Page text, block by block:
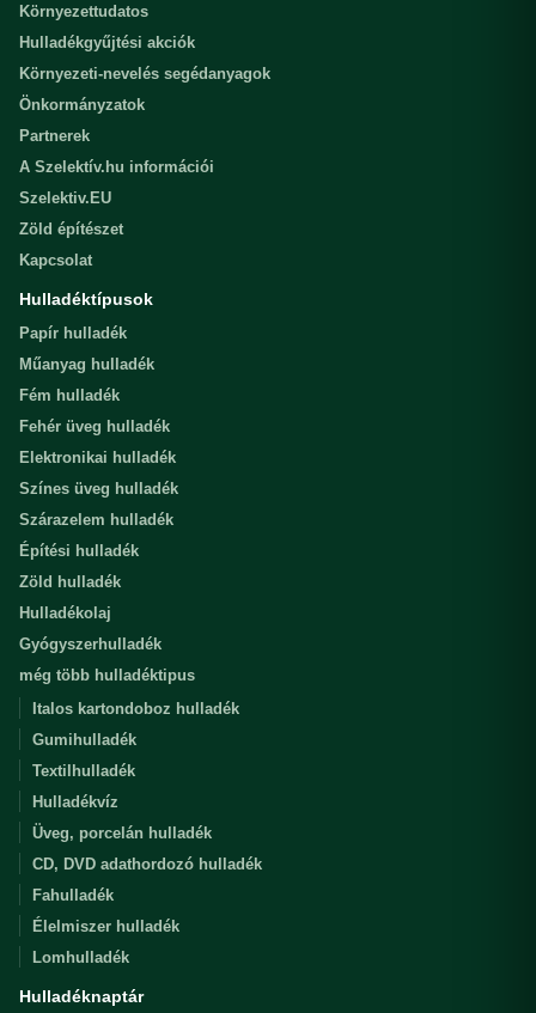
Környezettudatos
Hulladékgyűjtési akciók
Környezeti-nevelés segédanyagok
Önkormányzatok
Partnerek
A Szelektív.hu információi
Szelektiv.EU
Zöld építészet
Kapcsolat
Hulladéktípusok
Papír hulladék
Műanyag hulladék
Fém hulladék
Fehér üveg hulladék
Elektronikai hulladék
Színes üveg hulladék
Szárazelem hulladék
Építési hulladék
Zöld hulladék
Hulladékolaj
Gyógyszerhulladék
még több hulladéktipus
Italos kartondoboz hulladék
Gumihulladék
Textilhulladék
Hulladékvíz
Üveg, porcelán hulladék
CD, DVD adathordozó hulladék
Fahulladék
Élelmiszer hulladék
Lomhulladék
Hulladéknaptár